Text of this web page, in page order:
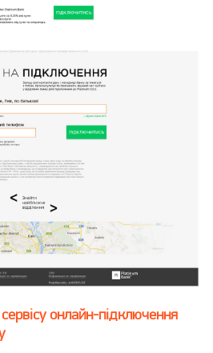
онлайн-підключення